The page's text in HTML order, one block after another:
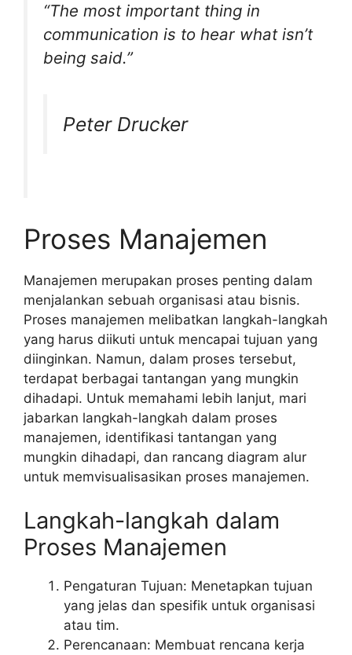
“The most important thing in
communication is to hear what isn’t
being said.”
Peter Drucker
Proses Manajemen
Manajemen merupakan proses penting dalam
menjalankan sebuah organisasi atau bisnis.
Proses manajemen melibatkan langkah-langkah
yang harus diikuti untuk mencapai tujuan yang
diinginkan. Namun, dalam proses tersebut,
terdapat berbagai tantangan yang mungkin
dihadapi. Untuk memahami lebih lanjut, mari
jabarkan langkah-langkah dalam proses
manajemen, identifikasi tantangan yang
mungkin dihadapi, dan rancang diagram alur
untuk memvisualisasikan proses manajemen.
Langkah-langkah dalam
Proses Manajemen
Pengaturan Tujuan: Menetapkan tujuan
yang jelas dan spesifik untuk organisasi
atau tim.
Perencanaan: Membuat rencana kerja